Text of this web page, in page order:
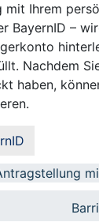
mit Ihrem
BayernID –
Nachdem
haben,